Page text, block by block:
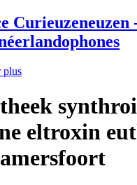
Curieuzeneuzen
plus
eltroxin